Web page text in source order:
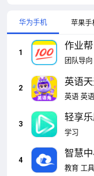
华为手机 苹果手
1
作业帮
团队导向
2
英语
英语 英语
3
轻享乐
学习
4
智慧
教育 工具